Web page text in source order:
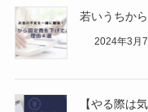
若いうちか
2024年3月7
【やる際は